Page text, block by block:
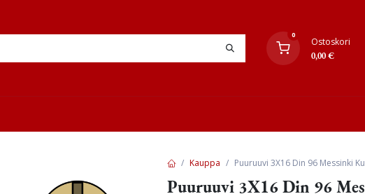
0
Ostoskori
0,00€
Kauppa Puuruuvi 3X16 Din 96 Messinki
Puuruuvi 3X16 Din 96